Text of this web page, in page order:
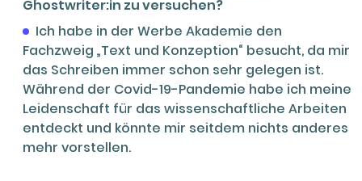
Ghostwriter:in zu versuchen?
Ich habe in der Werbe Akademie den
Fachzweig „Text und Konzeption“ besucht, da mir
das Schreiben immer schon sehr gelegen ist.
Während der Covid-19-Pandemie habe ich meine
Leidenschaft für das wissenschaftliche Arbeiten
entdeckt und könnte mir seitdem nichts anderes
mehr vorstellen.